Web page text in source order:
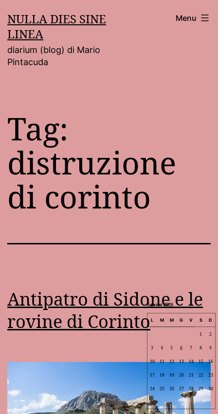
al
contenuto
NULLA DIES SINE
LINEA
diarium (blog) di Mario
Pintacuda
Menu
Tag:
distruzione
di corinto
Antipatro di Sidone e le
rovine di Corinto
Agosto 2026
L M M G V S D
1 2
3 4 5 6 7 8 9
10 11 12 13 14 15 16
17 18 19 20 21 22 23
24 25 26 27 28 29 30
31